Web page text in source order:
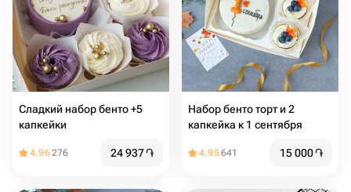
Сладкий набор бенто +5
капкейки
4.96276 24 937֏
Набор бенто торт и 2
капкейка к 1 сентября
4.95641 15 000֏